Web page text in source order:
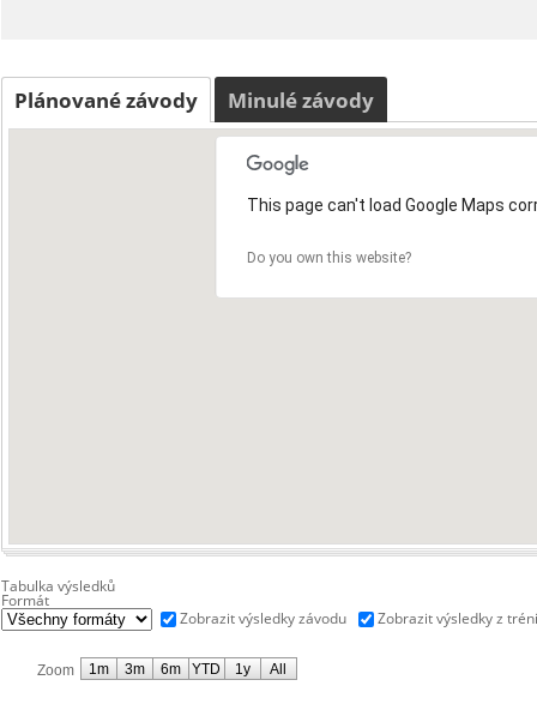
Plánované závody Minulé závody
This page can't load Google Maps
Do you own this website?
Tabulka výsledků
Formát
Zobrazit výsledky závodu
Zobrazit výsledky z
Zoom 1m 3m 6m YTD 1y All